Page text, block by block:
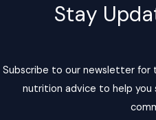
Stay
Subscribe to our newsletter for
nutrition advice to help